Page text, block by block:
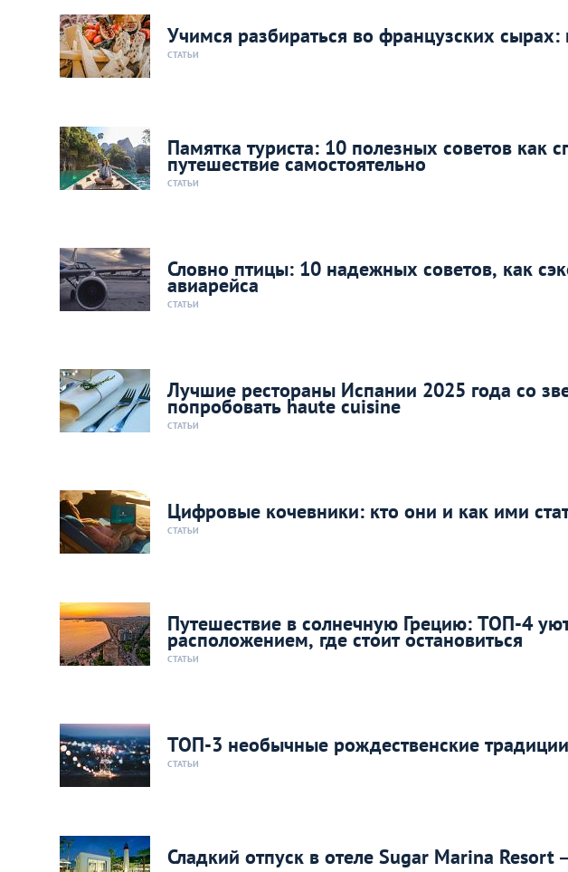
Учимся разбираться во французских сырах:
СТАТЬИ
Памятка туриста: 10 полезных советов как
путешествие самостоятельно
СТАТЬИ
Словно птицы: 10 надежных советов, как
авиарейса
СТАТЬИ
Лучшие рестораны Испании 2025 года со
попробовать haute cuisine
СТАТЬИ
Цифровые кочевники: кто они и как ими
СТАТЬИ
Путешествие в солнечную Грецию: ТОП-4
расположением, где стоит остановиться
СТАТЬИ
ТОП-3 необычные рождественские
СТАТЬИ
Сладкий отпуск в отеле Sugar Marina